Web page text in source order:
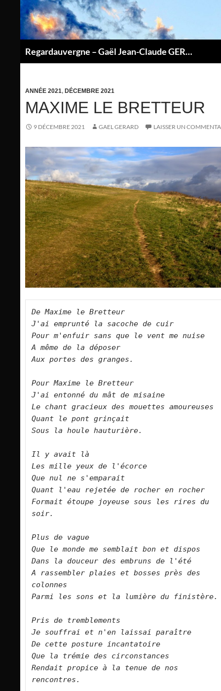
contenu
Regardauvergne – Gaël Jean-Claude GERARD
ANNÉE 2021, DÉCEMBRE 2021
MAXIME LE BRETTEUR
9 DÉCEMBRE 2021 GAEL GERARD LAISSER UN
De Maxime le Bretteur
J'ai emprunté la sacoche de cuir
Pour m'enfuir sans que le vent me
A même de la déposer
Aux portes des granges.
Pour Maxime le Bretteur
J'ai entonné du mât de misaine
Le chant gracieux des mouettes
Quant le pont grinçait
Sous la houle hauturière.
Il y avait là
Les mille yeux de l'écorce
Que nul ne s'emparait
Quant l'eau rejetée de rocher en
Formait étoupe joyeuse sous les rires du
soir.
Plus de vague
Que le monde me semblait bon et dispos
Dans la douceur des embruns de l'été
A rassembler plaies et bosses près des
colonnes
Parmi les sons et la lumière du finistère.
Pris de tremblements
Je souffrai et n'en laissai paraître
De cette posture incantatoire
Que la trémie des circonstances
Rendait propice à la tenue de nos
rencontres.